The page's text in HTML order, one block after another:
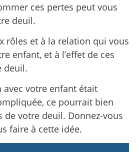
ces pertes peut vous
deuil.
rôles et à la relation qui vous
enfant, et à l’effet de ces
deuil.
avec votre enfant était
ce pourrait bien
de votre deuil. Donnez-vous
faire à cette idée.